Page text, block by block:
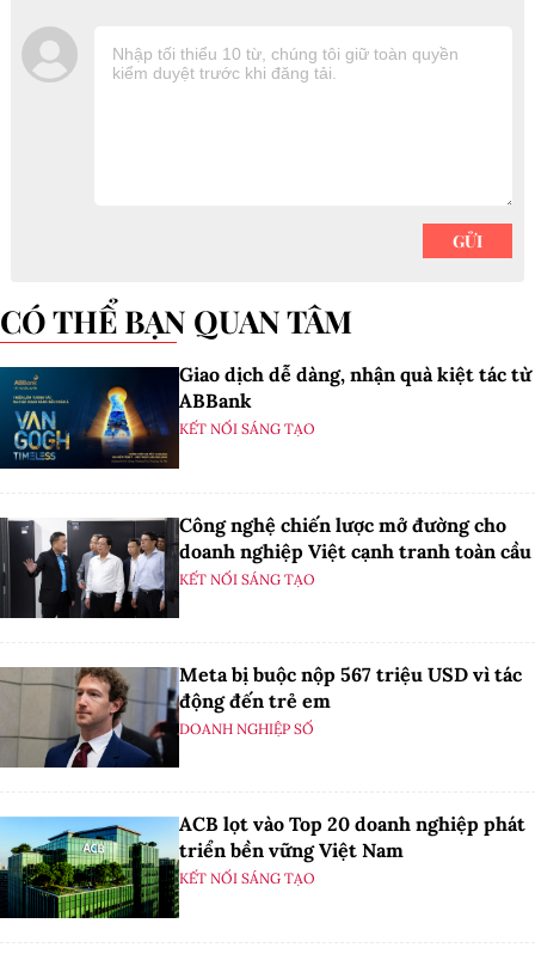
CÓ THỂ BẠN QUAN TÂM
Giao dịch dễ dàng, nhận quà kiệt tác từ
ABBank
KẾT NỐI SÁNG TẠO
Công nghệ chiến lược mở đường cho
doanh nghiệp Việt cạnh tranh toàn cầu
KẾT NỐI SÁNG TẠO
Meta bị buộc nộp 567 triệu USD vì tác
động đến trẻ em
DOANH NGHIỆP SỐ
ACB lọt vào Top 20 doanh nghiệp phát
triển bền vững Việt Nam
KẾT NỐI SÁNG TẠO